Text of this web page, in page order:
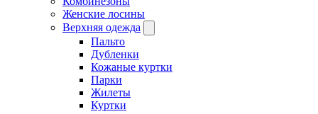
Женские лосины
Верхняя одежда
Пальто
Дубленки
Кожаные куртки
Парки
Жилеты
Куртки